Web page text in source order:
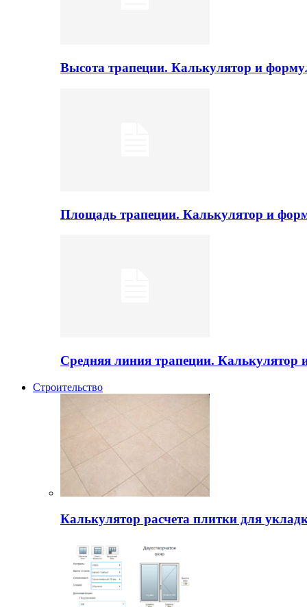
Высота трапеции. Калькулятор и
Площадь трапеции. Калькулятор и
Средняя линия трапеции.
Строительство
Калькулятор расчета плитки для